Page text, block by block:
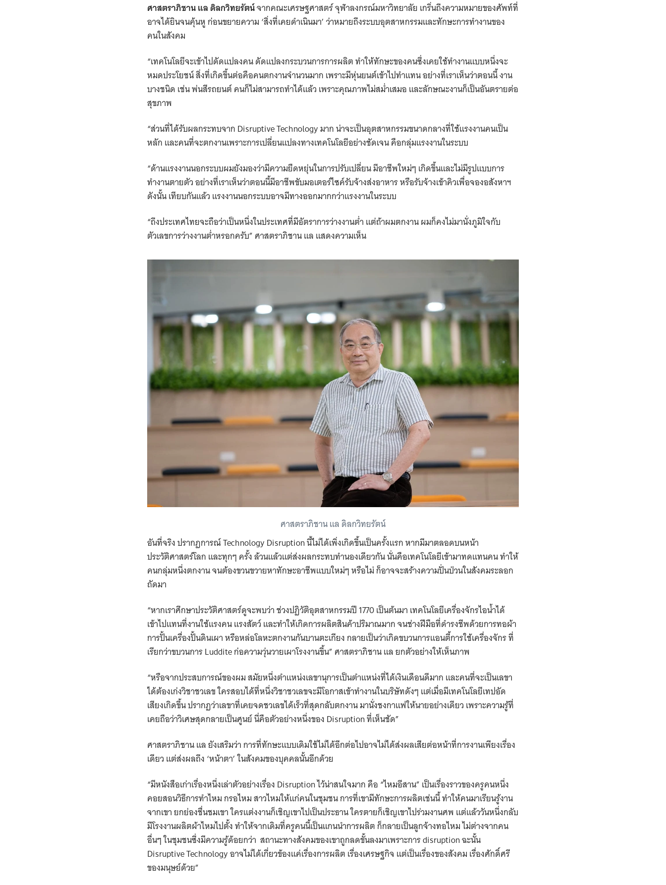
Search
for:
ศาสตราภิชาน แล ดิลกวิทยรัตน์จากคณะเศรษฐศาสตร์ จุฬาลงกรณ์มหาวิทยาลัย เกริ่นถึงความหมายของศัพท์ที่
อาจได้ยินจนคุ้นหู ก่อนขยายความ ‘สิ่งที่เคยดำเนินมา’ ว่าหมายถึงระบบอุตสาหกรรมและทักษะการทำงานของ
คนในสังคม
“เทคโนโลยีจะเข้าไปดัดแปลงคน ดัดแปลงกระบวนการการผลิต ทำให้ทักษะของคนซึ่งเคยใช้ทำงานแบบหนึ่งจะ
หมดประโยชน์ สิ่งที่เกิดขึ้นต่อคือคนตกงานจำนวนมาก เพราะมีหุ่นยนต์เข้าไปทำแทน อย่างที่เราเห็นว่าตอนนี้ งาน
บางชนิด เช่น พ่นสีรถยนต์ คนก็ไม่สามารถทำได้แล้ว เพราะคุณภาพไม่สม่ำเสมอ และลักษณะงานก็เป็นอันตรายต่อ
สุขภาพ
“ส่วนที่ได้รับผลกระทบจาก Disruptive Technology มาก น่าจะเป็นอุตสาหกรรมขนาดกลางที่ใช้แรงงานคนเป็น
หลัก และคนที่จะตกงานเพราะการเปลี่ยนแปลงทางเทคโนโลยีอย่างชัดเจน คือกลุ่มแรงงานในระบบ
“ด้านแรงงานนอกระบบผมยังมองว่ามีความยืดหยุ่นในการปรับเปลี่ยน มีอาชีพใหม่ๆ เกิดขึ้นและไม่มีรูปแบบการ
ทำงานตายตัว อย่างที่เราเห็นว่าตอนนี้มีอาชีพขับมอเตอร์ไซค์รับจ้างส่งอาหาร หรือรับจ้างเข้าคิวเพื่อจองอสังหาฯ
ดังนั้น เทียบกันแล้ว แรงงานนอกระบบอาจมีทางออกมากกว่าแรงงานในระบบ
“ถึงประเทศไทยจะถือว่าเป็นหนึ่งในประเทศที่มีอัตราการว่างงานต่ำ แต่ถ้าผมตกงาน ผมก็คงไม่มานั่งภูมิใจกับ
ตัวเลขการว่างงานต่ำหรอกครับ” ศาสตราภิชาน แล แสดงความเห็น
ศาสตราภิชาน แล ดิลกวิทยรัตน์
อันที่จริง ปรากฏการณ์ Technology Disruption นี้ไม่ได้เพิ่งเกิดขึ้นเป็นครั้งแรก หากมีมาตลอดบนหน้า
ประวัติศาสตร์โลก และทุกๆ ครั้ง ล้วนแล้วแต่ส่งผลกระทบทำนองเดียวกัน นั่นคือเทคโนโลยีเข้ามาทดแทนคน ทำให้
คนกลุ่มหนึ่งตกงาน จนต้องขวนขวายหาทักษะอาชีพแบบใหม่ๆ หรือไม่ ก็อาจจะสร้างความปั่นป่วนในสังคมระลอก
ถัดมา
“หากเราศึกษาประวัติศาสตร์ดูจะพบว่า ช่วงปฏิวัติอุตสาหกรรมปี 1770 เป็นต้นมา เทคโนโลยีเครื่องจักรไอน้ำได้
เข้าไปแทนที่งานใช้แรงคน แรงสัตว์ และทำให้เกิดการผลิตสินค้าปริมาณมาก จนช่างฝีมือที่ดำรงชีพด้วยการทอผ้า
การปั้นเครื่องปั้นดินเผา หรือหล่อโลหะตกงานกันบานตะเกียง กลายเป็นว่าเกิดขบวนการแอนตี้การใช้เครื่องจักร ที่
เรียกว่าขบวนการ Luddite ก่อความวุ่นวายเผาโรงงานขึ้น” ศาสตราภิชาน แล ยกตัวอย่างให้เห็นภาพ
“หรือจากประสบการณ์ของผม สมัยหนึ่งตำแหน่งเลขานุการเป็นตำแหน่งที่ได้เงินเดือนดีมาก และคนที่จะเป็นเลขา
ได้ต้องเก่งวิชาชวเลข ใครสอบได้ที่หนึ่งวิชาชวเลขจะมีโอกาสเข้าทำงานในบริษัทดังๆ แต่เมื่อมีเทคโนโลยีเทปอัด
เสียงเกิดขึ้น ปรากฏว่าเลขาที่เคยจดชวเลขได้เร็วที่สุดกลับตกงาน มานั่งชงกาแฟให้นายอย่างเดียว เพราะความรู้ที่
เคยถือว่าวิเศษสุดกลายเป็นศูนย์ นี่คือตัวอย่างหนึ่งของ Disruption ที่เห็นชัด”
ศาสตราภิชาน แล ยังเสริมว่า การที่ทักษะแบบเดิมใช้ไม่ได้อีกต่อไปอาจไม่ได้ส่งผลเสียต่อหน้าที่การงานเพียงเรื่อง
เดียว แต่ส่งผลถึง ‘หน้าตา’ ในสังคมของบุคคลนั้นอีกด้วย
“มีหนังสือเก่าเรื่องหนึ่งเล่าตัวอย่างเรื่อง Disruption ไว้น่าสนใจมาก คือ “ไหมอีสาน” เป็นเรื่องราวของครูคนหนึ่ง
คอยสอนวิธีการทำไหม กรอไหม สาวไหมให้แก่คนในชุมชน การที่เขามีทักษะการผลิตเช่นนี้ ทำให้คนมาเรียนรู้งาน
จากเขา ยกย่องชื่นชมเขา ใครแต่งงานก็เชิญเขาไปเป็นประธาน ใครตายก็เชิญเขาไปร่วมงานศพ แต่แล้ววันหนึ่งกลับ
มีโรงงานผลิตผ้าไหมไปตั้ง ทำให้จากเดิมที่ครูคนนี้เป็นแกนนำการผลิต ก็กลายเป็นลูกจ้างทอไหม ไม่ต่างจากคน
อื่นๆ ในชุมชนซึ่งมีความรู้ด้อยกว่า สถานะทางสังคมของเขาถูกลดขั้นลงมาเพราะการ disruption ฉะนั้น
Disruptive Technology อาจไม่ได้เกี่ยวข้องแค่เรื่องการผลิต เรื่องเศรษฐกิจ แต่เป็นเรื่องของสังคม เรื่องศักดิ์ศรี
ของมนุษย์ด้วย”